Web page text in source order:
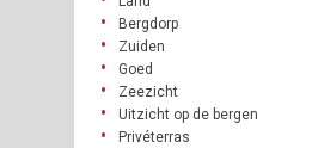
Bergdorp
Zuiden
Goed
Zeezicht
Uitzicht op de bergen
Privéterras